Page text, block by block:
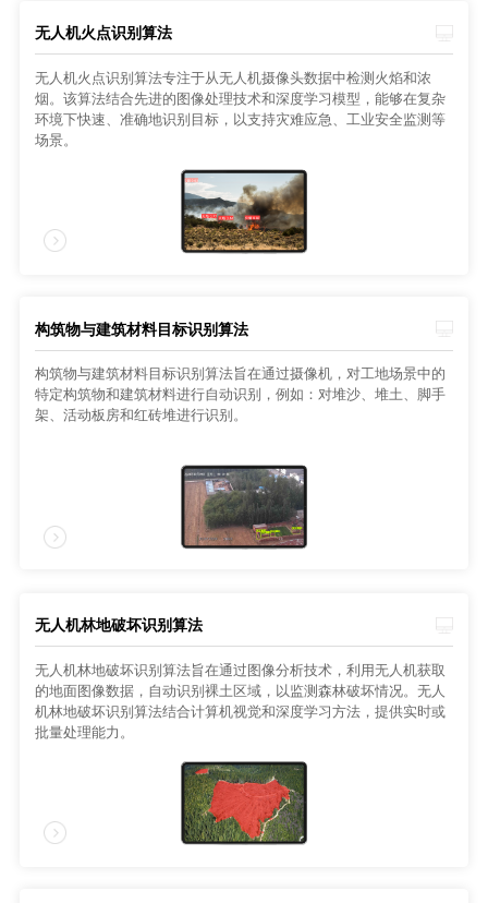
无人机火点识别算法
无人机火点识别算法专注于从无人机摄像头数据中检测火焰和浓
烟。该算法结合先进的图像处理技术和深度学习模型，能够在复杂
环境下快速、准确地识别目标，以支持灾难应急、工业安全监测等
场景。
构筑物与建筑材料目标识别算法
构筑物与建筑材料目标识别算法旨在通过摄像机，对工地场景中的
特定构筑物和建筑材料进行自动识别，例如：对堆沙、堆土、脚手
架、活动板房和红砖堆进行识别。
无人机林地破坏识别算法
无人机林地破坏识别算法旨在通过图像分析技术，利用无人机获取
的地面图像数据，自动识别裸土区域，以监测森林破坏情况。无人
机林地破坏识别算法结合计算机视觉和深度学习方法，提供实时或
批量处理能力。